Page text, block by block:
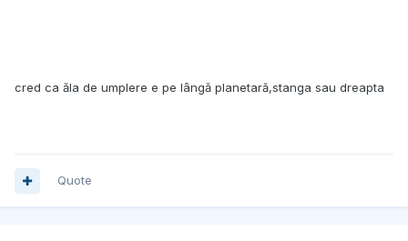
cred ca ăla de umplere e pe lângă planetară,stanga sau dreapta
Quote